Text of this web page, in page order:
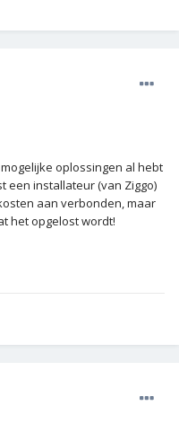
oplossingen al hebt
een installateur (van Ziggo)
aan verbonden, maar
het opgelost wordt!